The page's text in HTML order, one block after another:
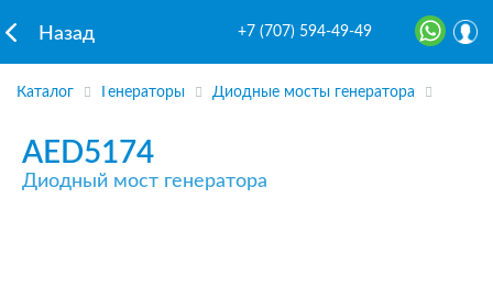
Назад +7 (707) 594-49-49
Каталог Генераторы Диодные мосты генератора
AED5174
Диодный мост генератора